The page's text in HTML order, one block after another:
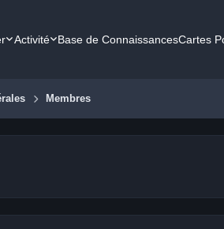
Activité Base de ConnaissancesCartes
Membres